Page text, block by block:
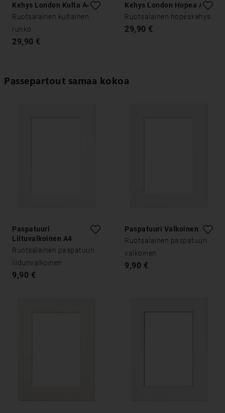
Kehys London Kulta A4
Ruotsalainen kultainen
runko
29,90 €
Kehys London Hopea A4
Ruotsalainen hopeakehys
29,90 €
Passepartout samaa kokoa
Paspatuuri
Liituvalkoinen A4
Ruotsalainen paspatuuri
liidunvalkoinen
9,90 €
Paspatuuri Valkoinen A4
Ruotsalainen paspatuuri
valkoinen
9,90 €